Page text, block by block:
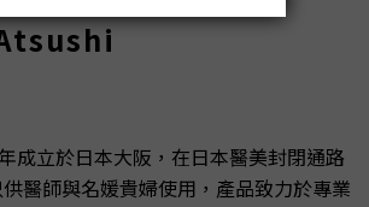
成立於日本大阪，在日本醫美封閉通路
醫師與名媛貴婦使用，產品致力於專業